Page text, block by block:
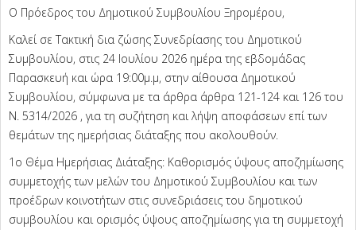
Ο Πρόεδρος του Δημοτικού Συμβουλίου Ξηρομέρου,
Καλεί σε Τακτική δια ζώσης Συνεδρίασης του Δημοτικού
Συμβουλίου, στις 24 Ιουλίου 2026 ημέρα της εβδομάδας
Παρασκευή και ώρα 19:00μ.μ, στην αίθουσα Δημοτικού
Συμβουλίου, σύμφωνα με τα άρθρα άρθρα 121-124 και 126 του
Ν. 5314/2026 , για τη συζήτηση και λήψη αποφάσεων επί των
θεμάτων της ημερήσιας διάταξης που ακολουθούν.
1ο Θέμα Ημερήσιας Διάταξης: Καθορισμός ύψους αποζημίωσης
συμμετοχής των μελών του Δημοτικού Συμβουλίου και των
προέδρων κοινοτήτων στις συνεδριάσεις του δημοτικού
συμβουλίου και ορισμός ύψους αποζημίωσης για τη συμμετοχή